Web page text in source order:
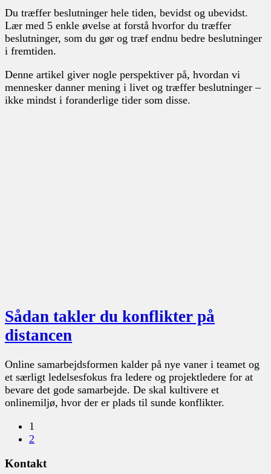
Du træffer beslutninger hele tiden, bevidst og ubevidst.
Lær med 5 enkle øvelse at forstå hvorfor du træffer
beslutninger, som du gør og træf endnu bedre beslutninger
i fremtiden.
Denne artikel giver nogle perspektiver på, hvordan vi
mennesker danner mening i livet og træffer beslutninger –
ikke mindst i foranderlige tider som disse.
Sådan takler du konflikter på
distancen
Online samarbejdsformen kalder på nye vaner i teamet og
et særligt ledelsesfokus fra ledere og projektledere for at
bevare det gode samarbejde. De skal kultivere et
onlinemiljø, hvor der er plads til sunde konflikter.
1
2
Kontakt